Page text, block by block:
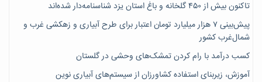
تاکنون بیش از ۴۵۰ گلخانه و باغ استان یزد شناسنامه‌دار شده‌اند
پیش‌بینی ۷‌ هزار میلیارد تومان اعتبار برای طرح آبیاری و زهکشی غرب و
شمال‌غرب کشور
کسب درآمد با رام کردن تمشک‌های وحشی در گلستان
آموزش، زیربنای استفاده کشاورزان از سیستم‌های آبیاری نوین